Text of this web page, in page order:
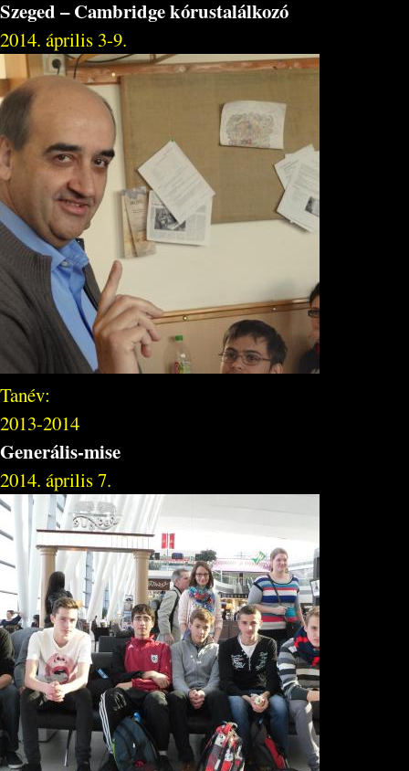
Szeged – Cambridge kórustalálkozó
2014. április 3-9.
Tanév:
2013-2014
Generális-mise
2014. április 7.